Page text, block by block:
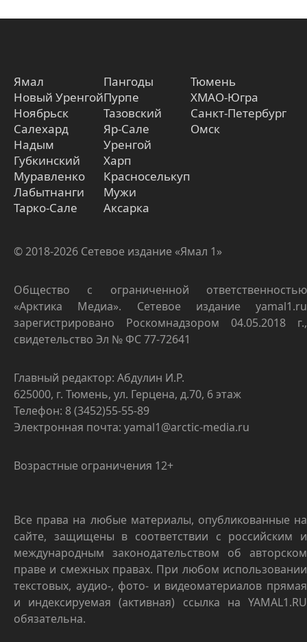
Ямал
Новый Уренгой
Ноябрьск
Салехард
Надым
Губкинский
Муравленко
Лабытнанги
Тарко-Сале
Пангоды
Пурпе
Тазовский
Яр-Сале
Уренгой
Харп
Красноселькуп
Мужи
Аксарка
Тюмень
ХМАО-Югра
Санкт-Петербург
Омск
© 2018-2026 Сетевое издание «Ямал 1»
Общество с ограниченной ответственностью
«Арктика Медиа». Сетевое издание yamal1.ru
зарегистрировано Роскомнадзором 04.05.2018 г.,
свидетельство Эл № ФС 77-72641
Главный редактор: Абдулин И.Р.
625000, г. Тюмень, ул. Герцена, д.70, 6 этаж
Телефон: 8 (3452)55-55-89
Электронная почта: yamal1@arctic-media.ru
Возрастные ограничения 12+
Все права на любые материалы, опубликованные на
сайте, защищены в соответствии с российским и
международным законодательством об авторском
праве и смежных правах. При любом использовании
текстовых, аудио-, фото- и видеоматериалов прямая
и индексируемая (активная) ссылка на YAMAL1.RU
обязательна.